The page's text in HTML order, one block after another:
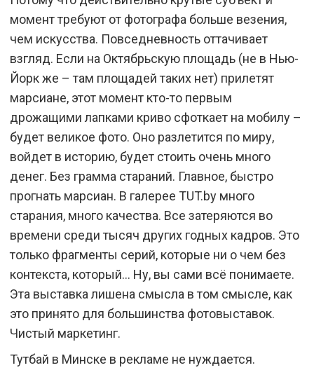
момент требуют от фотографа больше везения,
чем искусства. Повседневность оттачивает
взгляд. Если на Октябрьскую площадь (не в Нью-
Йорк же – там площадей таких нет) прилетят
марсиане, этот момент кто-то первым
дрожащими лапками криво сфоткает на мобилу –
будет великое фото. Оно разлетится по миру,
войдет в историю, будет стоить очень много
денег. Без грамма стараний. Главное, быстро
прогнать марсиан. В галерее TUT.by много
старания, много качества. Все затеряются во
времени среди тысяч других годных кадров. Это
только фрагменты серий, которые ни о чем без
контекста, который… Ну, вы сами всё понимаете.
Эта выставка лишена смысла в том смысле, как
это принято для большинства фотовыставок.
Чистый маркетинг.
Тутбай в Минске в рекламе не нуждается.